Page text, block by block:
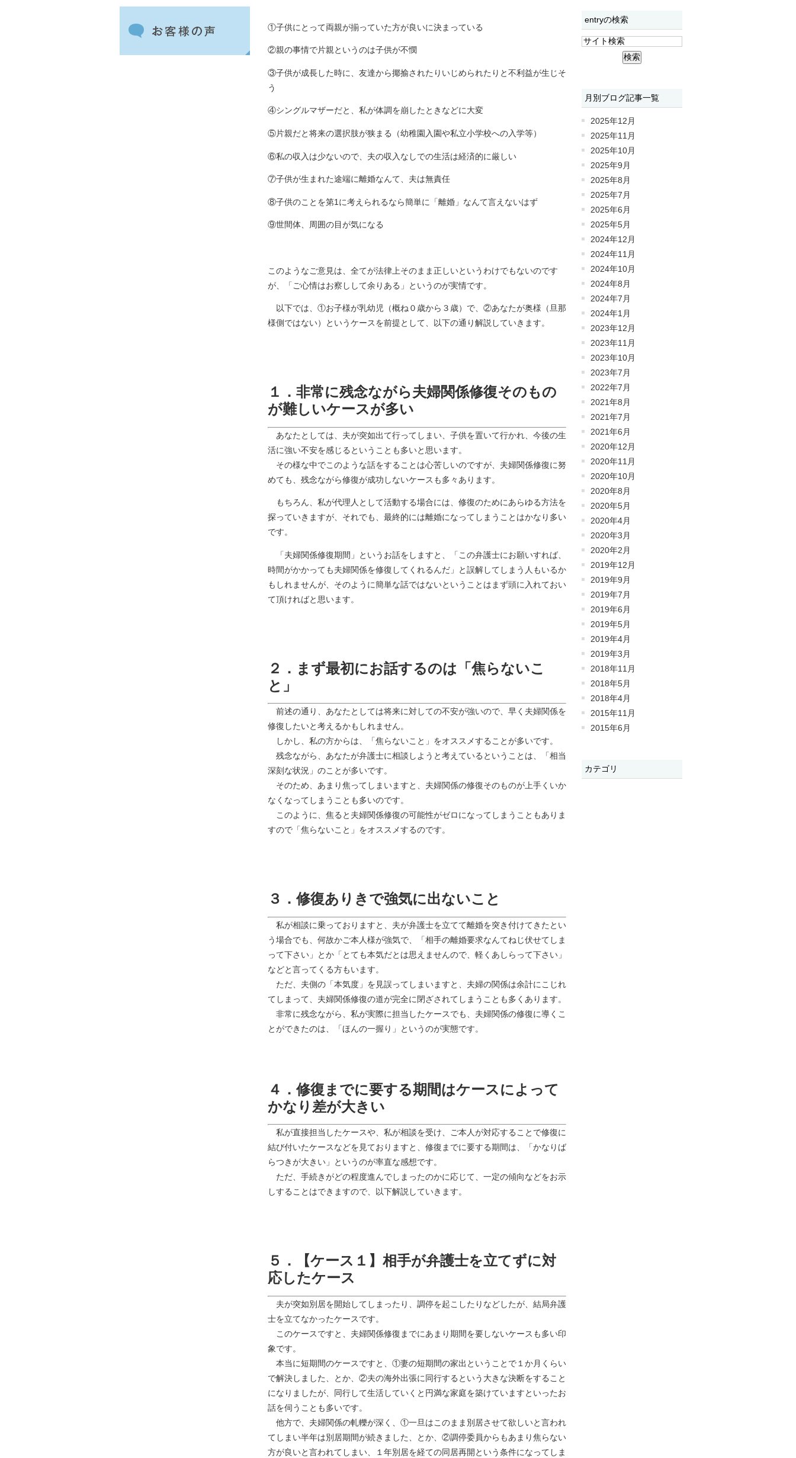
①子供にとって両親が揃っていた方が良いに決まっている
②親の事情で片親というのは子供が不憫
③子供が成長した時に、友達から揶揄されたりいじめられたりと不利益が生じそ
う
④シングルマザーだと、私が体調を崩したときなどに大変
⑤片親だと将来の選択肢が狭まる（幼稚園入園や私立小学校への入学等）
⑥私の収入は少ないので、夫の収入なしでの生活は経済的に厳しい
⑦子供が生まれた途端に離婚なんて、夫は無責任
⑧子供のことを第1に考えられるなら簡単に「離婚」なんて言えないはず
⑨世間体、周囲の目が気になる
このようなご意見は、全てが法律上そのまま正しいというわけでもないのです
が、「ご心情はお察しして余りある」というのが実情です。
以下では、①お子様が乳幼児（概ね０歳から３歳）で、②あなたが奥様（旦那
様側ではない）というケースを前提として、以下の通り解説していきます。
１．非常に残念ながら夫婦関係修復そのもの
が難しいケースが多い
あなたとしては、夫が突如出て行ってしまい、子供を置いて行かれ、今後の生
活に強い不安を感じるということも多いと思います。
その様な中でこのような話をすることは心苦しいのですが、夫婦関係修復に努
めても、残念ながら修復が成功しないケースも多々あります。
もちろん、私が代理人として活動する場合には、修復のためにあらゆる方法を
探っていきますが、それでも、最終的には離婚になってしまうことはかなり多い
です。
「夫婦関係修復期間」というお話をしますと、「この弁護士にお願いすれば、
時間がかかっても夫婦関係を修復してくれるんだ」と誤解してしまう人もいるか
もしれませんが、そのように簡単な話ではないということはまず頭に入れておい
て頂ければと思います。
２．まず最初にお話するのは「焦らないこ
と」
前述の通り、あなたとしては将来に対しての不安が強いので、早く夫婦関係を
修復したいと考えるかもしれません。
しかし、私の方からは、「焦らないこと」をオススメすることが多いです。
残念ながら、あなたが弁護士に相談しようと考えているということは、「相当
深刻な状況」のことが多いです。
そのため、あまり焦ってしまいますと、夫婦関係の修復そのものが上手くいか
なくなってしまうことも多いのです。
このように、焦ると夫婦関係修復の可能性がゼロになってしまうこともありま
すので「焦らないこと」をオススメするのです。
３．修復ありきで強気に出ないこと
私が相談に乗っておりますと、夫が弁護士を立てて離婚を突き付けてきたとい
う場合でも、何故かご本人様が強気で、「相手の離婚要求なんてねじ伏せてしま
って下さい」とか「とても本気だとは思えませんので、軽くあしらって下さい」
などと言ってくる方もいます。
ただ、夫側の「本気度」を見誤ってしまいますと、夫婦の関係は余計にこじれ
てしまって、夫婦関係修復の道が完全に閉ざされてしまうことも多くあります。
非常に残念ながら、私が実際に担当したケースでも、夫婦関係の修復に導くこ
とができたのは、「ほんの一握り」というのが実態です。
４．修復までに要する期間はケースによって
かなり差が大きい
私が直接担当したケースや、私が相談を受け、ご本人が対応することで修復に
結び付いたケースなどを見ておりますと、修復までに要する期間は、「かなりば
らつきが大きい」というのが率直な感想です。
ただ、手続きがどの程度進んでしまったのかに応じて、一定の傾向などをお示
しすることはできますので、以下解説していきます。
５．【ケース１】相手が弁護士を立てずに対
応したケース
夫が突如別居を開始してしまったり、調停を起こしたりなどしたが、結局弁護
士を立てなかったケースです。
このケースですと、夫婦関係修復までにあまり期間を要しないケースも多い印
象です。
本当に短期間のケースですと、①妻の短期間の家出ということで１か月くらい
で解決しました、とか、②夫の海外出張に同行するという大きな決断をすること
になりましたが、同行して生活していくと円満な家庭を築けていますといったお
話を伺うことも多いです。
他方で、夫婦関係の軋轢が深く、①一旦はこのまま別居させて欲しいと言われ
てしまい半年は別居期間が続きました、とか、②調停委員からもあまり焦らない
方が良いと言われてしまい、１年別居を経ての同居再開という条件になってしま
entryの検索
月別ブログ記事一覧
2025年12月
2025年11月
2025年10月
2025年9月
2025年8月
2025年7月
2025年6月
2025年5月
2024年12月
2024年11月
2024年10月
2024年8月
2024年7月
2024年1月
2023年12月
2023年11月
2023年10月
2023年7月
2022年7月
2021年8月
2021年7月
2021年6月
2020年12月
2020年11月
2020年10月
2020年8月
2020年5月
2020年4月
2020年3月
2020年2月
2019年12月
2019年9月
2019年7月
2019年6月
2019年5月
2019年4月
2019年3月
2018年11月
2018年5月
2018年4月
2015年11月
2015年6月
カテゴリ